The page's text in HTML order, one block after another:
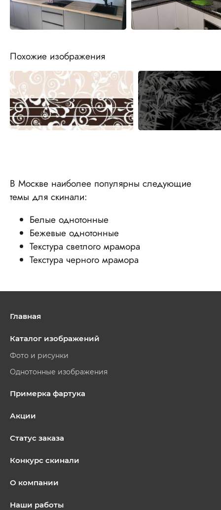
Похожие изображения
В Москве наиболее популярны следующие
темы для скинали:
Белые однотонные
Бежевые однотонные
Текстура светлого мрамора
Текстура черного мрамора
Главная
Каталог изображений
Фото и рисунки
Однотонные изображения
Примерка фартука
Акции
Статус заказа
Конкурс скинали
О компании
Наши работы